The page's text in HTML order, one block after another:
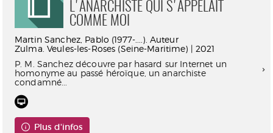
L'ANARCHISTE QUI S'APPELAIT
COMME MOI
Martin Sanchez, Pablo (1977-....). Auteur
Zulma. Veules-les-Roses (Seine-Maritime) | 2021
P. M. Sanchez découvre par hasard sur Internet un
homonyme au passé héroïque, un anarchiste
condamné...
Plus d'infos